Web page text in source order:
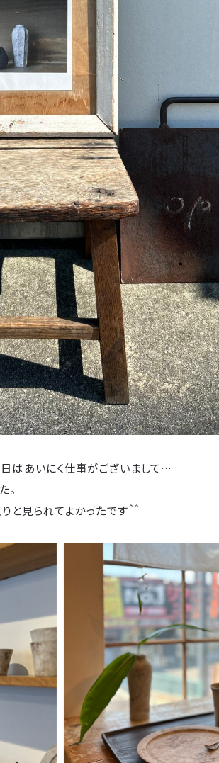
はあいにく仕事がございまして…
。
と見られてよかったです＾＾